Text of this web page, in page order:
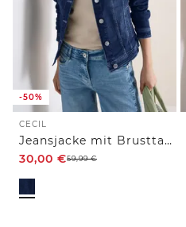
-50%
CECIL
Jeansjacke mit Brusttaschen und Knöpfen
30,00 €59,99€